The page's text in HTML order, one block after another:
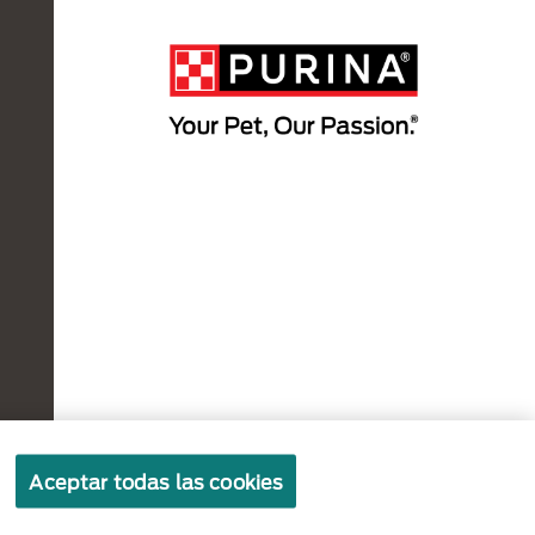
Políticas sobre
cookies
Términos de
privacidad
Aceptar todas las cookies